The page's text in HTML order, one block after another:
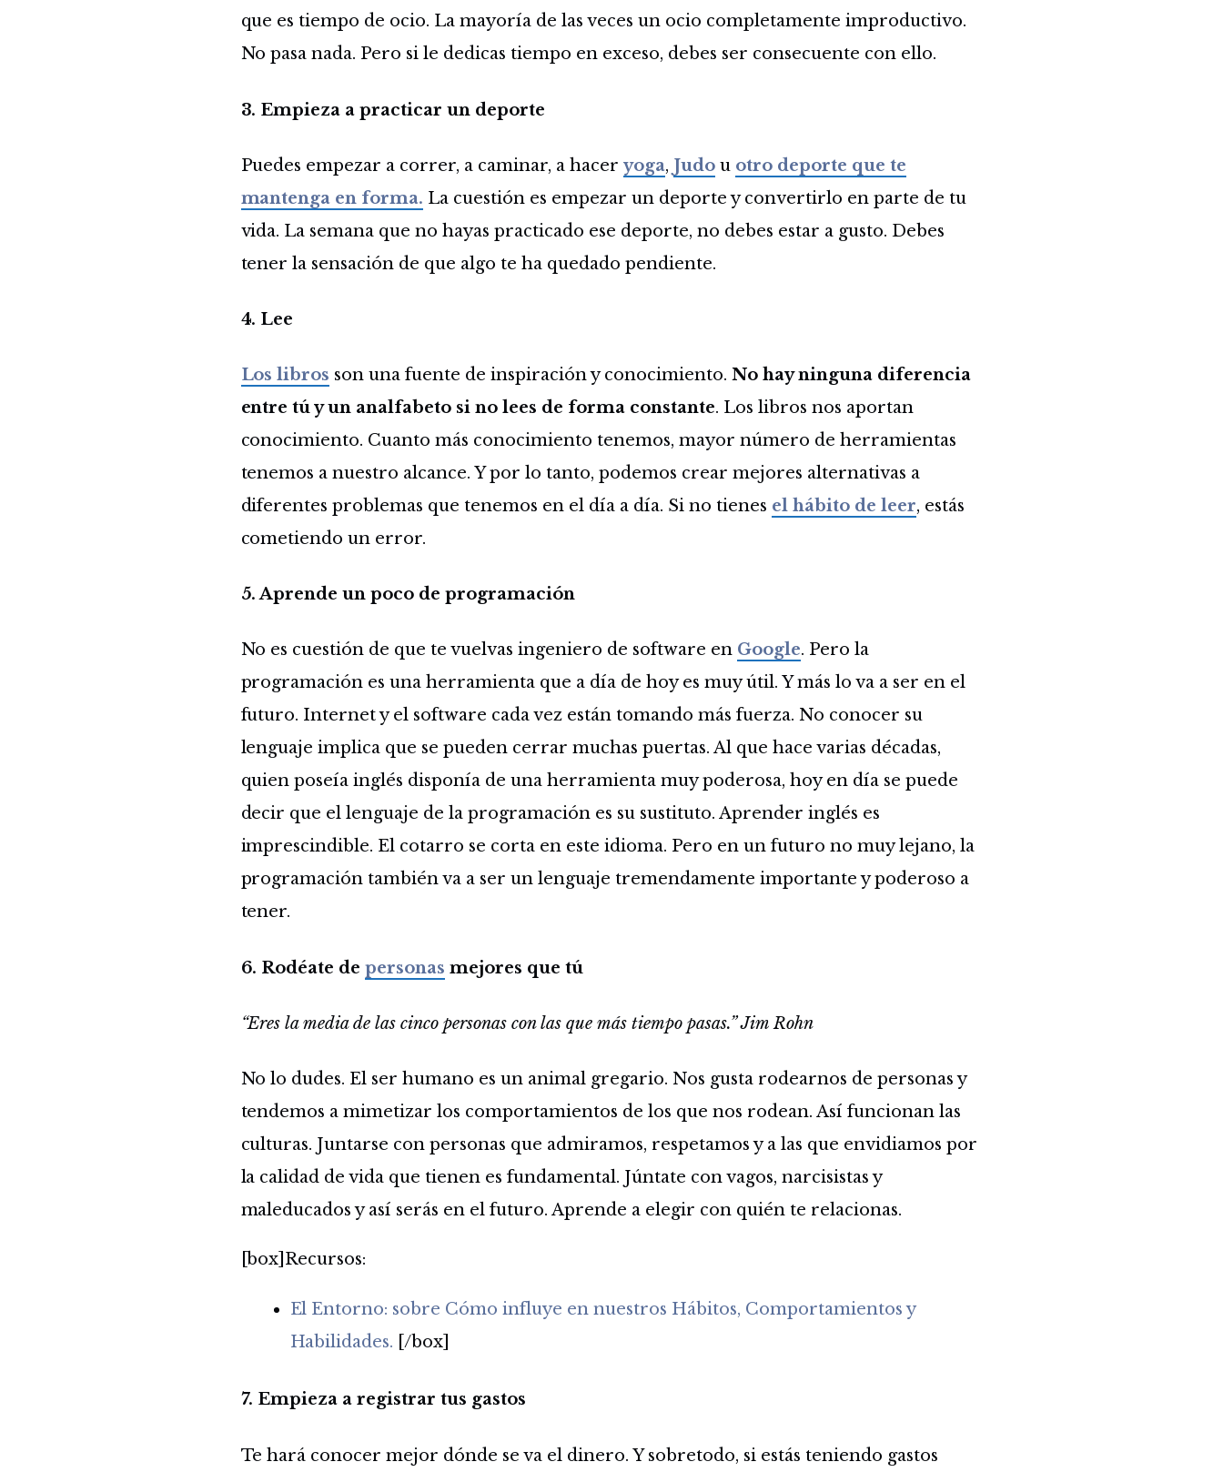
que es tiempo de ocio. La mayoría de las veces un ocio completamente improductivo.
No pasa nada. Pero si le dedicas tiempo en exceso, debes ser consecuente con ello.
3. Empieza a practicar un deporte
Puedes empezar a correr, a caminar, a haceryoga, Judou otro deporte que te
mantenga en forma. La cuestión es empezar un deporte y convertirlo en parte de tu
vida. La semana que no hayas practicado ese deporte, no debes estar a gusto. Debes
tener la sensación de que algo te ha quedado pendiente.
4. Lee
Los libros son una fuente de inspiración y conocimiento. No hay ninguna diferencia
entre tú y un analfabeto si no lees de forma constante. Los libros nos aportan
conocimiento. Cuanto más conocimiento tenemos, mayor número de herramientas
tenemos a nuestro alcance. Y por lo tanto, podemos crear mejores alternativas a
diferentes problemas que tenemos en el día a día. Si no tienes el hábito de leer, estás
cometiendo un error.
5. Aprende un poco de programación
No es cuestión de que te vuelvas ingeniero de software en Google. Pero la
programación es una herramienta que a día de hoy es muy útil. Y más lo va a ser en el
futuro. Internet y el software cada vez están tomando más fuerza. No conocer su
lenguaje implica que se pueden cerrar muchas puertas. Al que hace varias décadas,
quien poseía inglés disponía de una herramienta muy poderosa, hoy en día se puede
decir que el lenguaje de la programación es su sustituto. Aprender inglés es
imprescindible. El cotarro se corta en este idioma. Pero en un futuro no muy lejano, la
programación también va a ser un lenguaje tremendamente importante y poderoso a
tener.
6. Rodéate depersonas mejores que tú
“Eres la media de las cinco personas con las que más tiempo pasas.” Jim Rohn
No lo dudes. El ser humano es un animal gregario. Nos gusta rodearnos de personas y
tendemos a mimetizar los comportamientos de los que nos rodean. Así funcionan las
culturas. Juntarse con personas que admiramos, respetamos y a las que envidiamos por
la calidad de vida que tienen es fundamental. Júntate con vagos, narcisistas y
maleducados y así serás en el futuro. Aprende a elegir con quién te relacionas.
[box]Recursos:
El Entorno: sobre Cómo influye en nuestros Hábitos, Comportamientos y
Habilidades. [/box]
7. Empieza a registrar tus gastos
Te hará conocer mejor dónde se va el dinero. Y sobretodo, si estás teniendo gastos